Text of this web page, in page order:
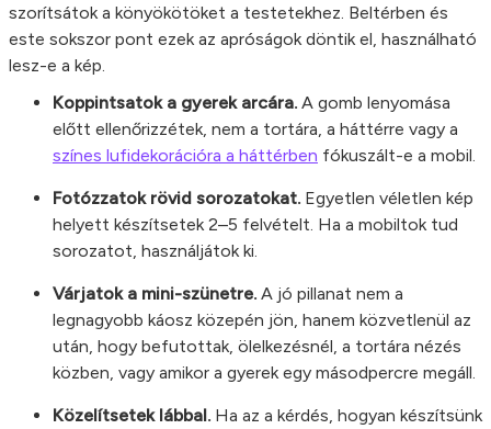
szorítsátok a könyökötöket a testetekhez. Beltérben és
este sokszor pont ezek az apróságok döntik el, használható
lesz-e a kép.
Koppintsatok a gyerek arcára. A gomb lenyomása
előtt ellenőrizzétek, nem a tortára, a háttérre vagy a
színes lufidekorációra a háttérben fókuszált-e a mobil.
Fotózzatok rövid sorozatokat. Egyetlen véletlen kép
helyett készítsetek 2–5 felvételt. Ha a mobiltok tud
sorozatot, használjátok ki.
Várjatok a mini-szünetre. A jó pillanat nem a
legnagyobb káosz közepén jön, hanem közvetlenül az
után, hogy befutottak, ölelkezésnél, a tortára nézés
közben, vagy amikor a gyerek egy másodpercre megáll.
Közelítsetek lábbal. Ha az a kérdés, hogyan készítsünk